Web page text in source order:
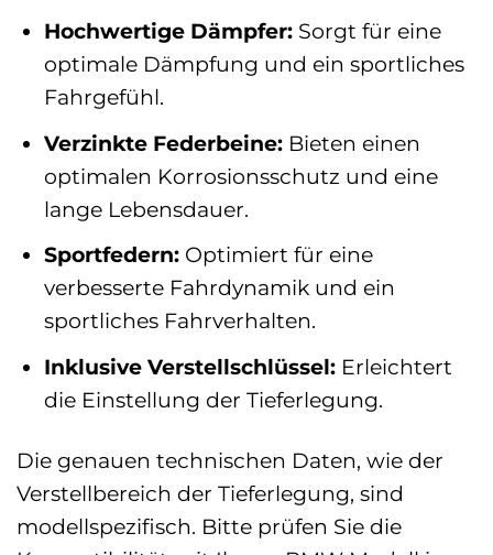
Hochwertige Dämpfer:Sorgt für eine
optimale Dämpfung und ein sportliches
Fahrgefühl.
Verzinkte Federbeine:Bieten einen
optimalen Korrosionsschutz und eine
lange Lebensdauer.
Sportfedern:Optimiert für eine
verbesserte Fahrdynamik und ein
sportliches Fahrverhalten.
Inklusive Verstellschlüssel:Erleichtert
die Einstellung der Tieferlegung.
Die genauen technischen Daten, wie der
Verstellbereich der Tieferlegung, sind
modellspezifisch. Bitte prüfen Sie die